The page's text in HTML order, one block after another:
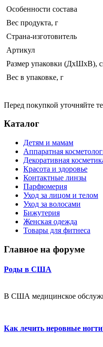
Особенности состава
Вес продукта, г
Страна-изготовитель
Артикул
Размер упаковки (ДхШхВ),
Вес в упаковке, г
Перед покупкой уточняйте
Каталог
Детям и мамам
Аппаратная
Декоративная
Красота и здоровье
Контактные линзы
Парфюмерия
Уход за лицом и телом
Уход за волосами
Бижутерия
Женская одежда
Товары для фитнеса
Главное на форуме
Роды в США
В США медицинское
Как лечить неровные